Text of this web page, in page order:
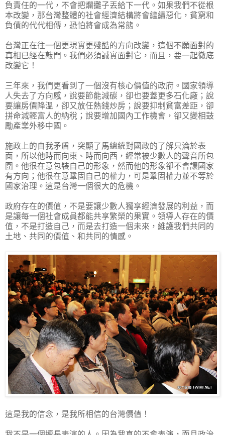
負責任的一代，不會把爛攤子丟給下一代。如果我們不從根
本改變，那台灣整體的社會經濟結構將會繼續惡化，貧窮和
負債的代代相傳，恐怕將會成為常態。
台灣正在往一個更現實更殘酷的方向改變，這個不願面對的
真相已經在敲門。我們必須誠實面對它，而且，要一起徹底
改變它！
三年來，我們更看到了一個沒有核心價值的政府。國家領導
人失去了方向感，說要節能減碳，卻也要蓋更多石化廠；說
要讓房價降溫，卻又放任熱錢炒房；說要抑制貧富差距，卻
拼命減輕富人的納稅；說要增加國內工作機會，卻又變相鼓
勵產業外移中國。
施政上的自我矛盾，突顯了馬總統對國政的了解只淪於表
面，所以他時而向東、時而向西，經常被少數人的聲音所包
圍。他很在意包裝自己的形象，然而他的形象卻不會讓國家
有方向；他很在意鞏固自己的權力，可是鞏固權力並不等於
國家治理。這是台灣一個很大的危機。
政府存在的價值，不是要讓少數人獨享經濟發展的利益，而
是讓每一個社會成員都能共享繁榮的果實。領導人存在的價
值，不是打造自己，而是去打造一個未來，維護我們共同的
土地、共同的價值、和共同的情感。
這是我的信念，是我所相信的台灣價值！